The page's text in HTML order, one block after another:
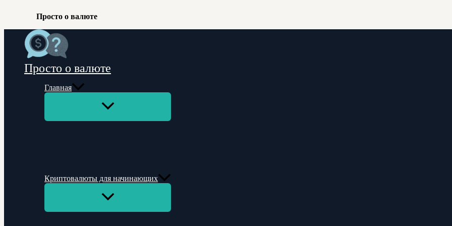
Просто о валюте
Перейти
содержимому
Просто о валюте
Главная
Переключатель
Криптовалюты для начинающих
Переключатель